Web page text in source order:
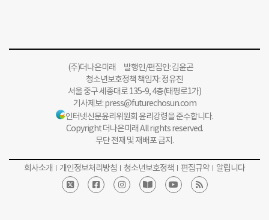
(주)더나은미래 발행인/편집인: 김윤곤
청소년보호정책 책임자: 정유진
서울 중구 세종대로 135-9, 4층(태평로1가)
기사제보:press@futurechosun.com
인터넷신문윤리위원회 윤리강령을 준수합니다.
Copyright 더나은미래 All rights reserved.
무단 전재 및 재배포 금지.
회사소개 개인정보처리방침 청소년보호정책 편집규약 알립니다